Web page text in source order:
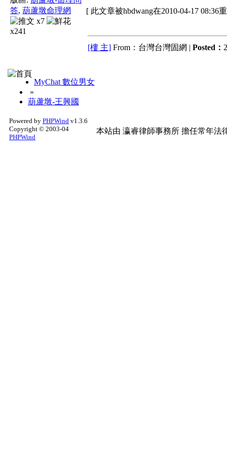
答, 葫蘆墩命理網
x7
x241
[ 此文章被hbdwang在2010-04-17 08:36
[樓 主] From：台灣台灣固網 | Posted：
MyChat 數位男女
»
葫蘆墩-王興國
Powered by PHPWind v1.3.6
Copyright © 2003-04
PHPWind
本站由 瀛睿律師事務所 擔任常年法